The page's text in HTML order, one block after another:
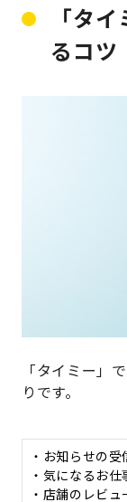
「タ
るコツ
「タイミー」
りです。
・お知らせの
・気になるお
・店舗のレビ